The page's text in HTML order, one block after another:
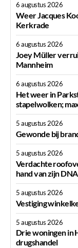
6 augustus 2026
Weer Jacques
Kerkrade
6 augustus 2026
Joey Müller
Mannheim
6 augustus 2026
Het weer in
stapelwolken;
5 augustus 2026
Gewonde bij
5 augustus 2026
Verdachte
hand van zijn DNA
5 augustus 2026
Vestiging
5 augustus 2026
Drie woningen in
drugshandel